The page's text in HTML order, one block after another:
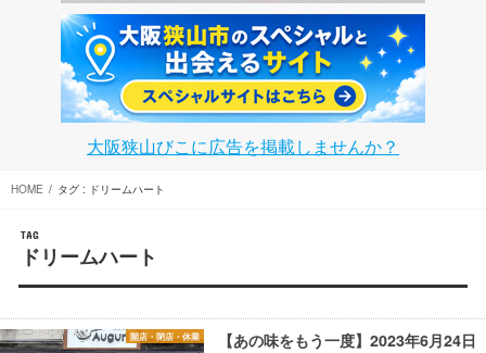
大阪狭山びこに広告を掲載しませんか？
HOME タグ : ドリームハート
TAG
ドリームハート
開店・閉店・休業
【あの味をもう一度】2023年6月24日